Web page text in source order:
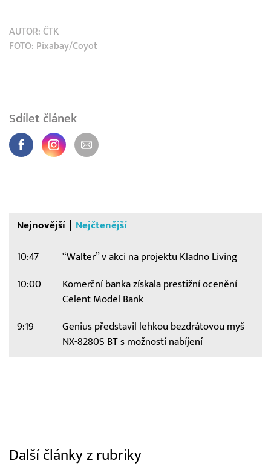
AUTOR: ČTK
FOTO: Pixabay/Coyot
Sdílet článek
Nejnovější Nejčtenější
10:47 “Walter” v akci na projektu Kladno Living
10:00
Komerční banka získala prestižní ocenění
Celent Model Bank
9:19
Genius představil lehkou bezdrátovou myš
NX-8280S BT s možností nabíjení
Další články z rubriky